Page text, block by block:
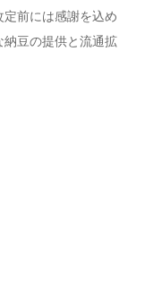
前には感謝を込め
豆の提供と流通拡